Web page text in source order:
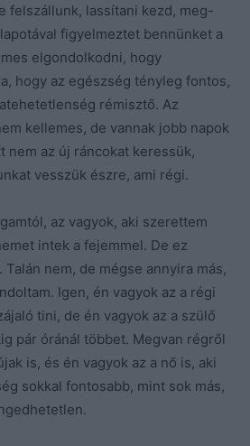
felszállunk, lassítani kezd, meg-
figyelmeztet bennünket a
elgondolkodni, hogy
hogy az egészség tényleg fontos,
rémisztő. Az
kellemes, de vannak jobb napok
nem az új ráncokat keressük,
vesszük észre, ami régi.
az vagyok, aki szerettem
intek a fejemmel. De ez
nem, de mégse annyira más,
Igen, én vagyok az a régi
tini, de én vagyok az a szülő
pár óránál többet. Megvan régről
is, és én vagyok az a nő is, aki
sokkal fontosabb, mint sok más,